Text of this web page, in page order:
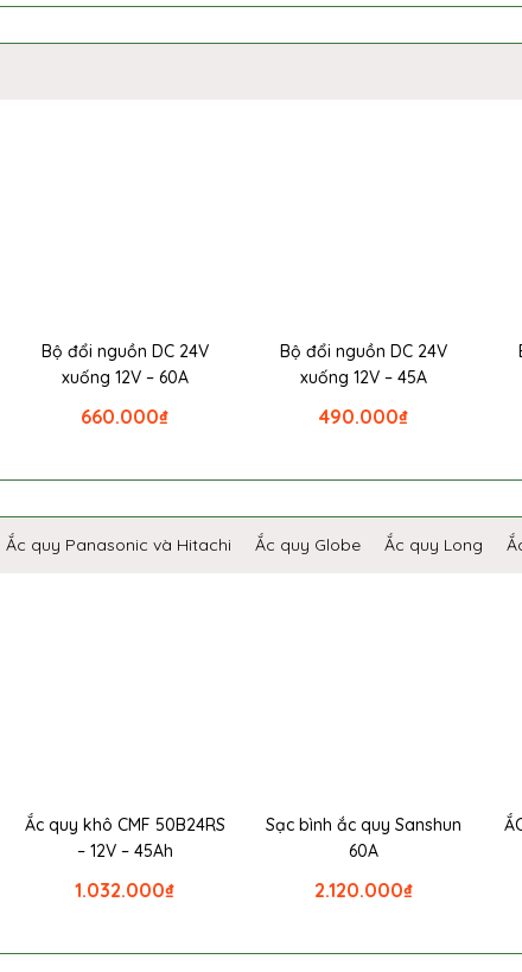
Bộ đổi nguồn DC 24V
xuống 12V – 60A
₫
660.000
Bộ đổi nguồn DC 24V
xuống 12V – 45A
₫
490.000
Ắc quy Panasonic và Hitachi Ắc quy Globe Ắc quy Long
Ắc quy khô CMF 50B24RS
– 12V – 45Ah
₫
1.032.000
Sạc bình ắc quy Sanshun
60A
₫
2.120.000